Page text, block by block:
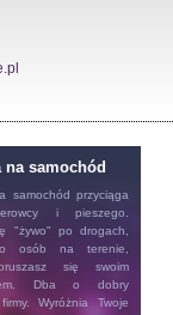
na samochód
samochód przyciąga
i pieszego.
"żywo" po drogach,
osób na terenie,
się swoim
Dba o dobry
Wyróżnia Twoje